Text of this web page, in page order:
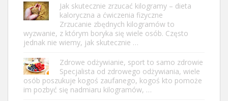
Jak skutecznie zrzucać kilogramy – dieta
kaloryczna a ćwiczenia fizyczne
Zrzucanie zbędnych kilogramów to
wyzwanie, z którym boryka się wiele osób. Często
jednak nie wiemy, jak skutecznie …
Zdrowe odżywianie, sport to samo zdrowie
Specjalista od zdrowego odżywiania, wiele
osób poszukuje kogoś zaufanego, kogoś kto pomoże
im pozbyć się nadmiaru kilogramów, …